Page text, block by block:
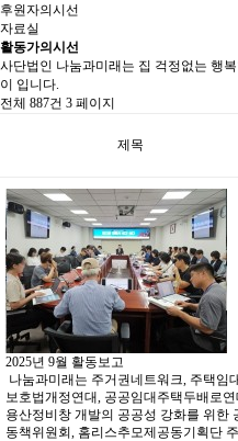
후원자의시선
자료실
활동가의시선
사단법인 나눔과미래는 집 걱정없는 행
이 입니다.
전체 887건 3 페이지
제목
2025년 9월 활동보고
나눔과미래는 주거권네트워크, 주택임
보호법개정연대, 공공임대주택두배로연
용산정비창 개발의 공공성 강화를 위한
동책위원회, 홈리스추모제공동기획단